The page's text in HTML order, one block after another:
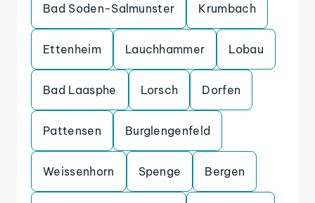
Bad Soden-Salmunster Krumbach
Ettenheim Lauchhammer Lobau
Bad Laasphe Lorsch Dorfen
Pattensen Burglengenfeld
Weissenhorn Spenge Bergen